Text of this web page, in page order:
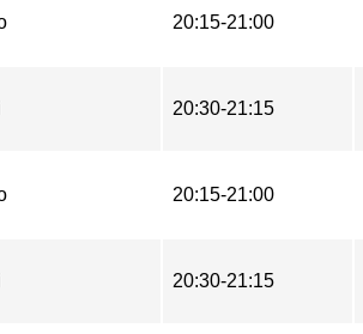
20:15-21:00
20:30-21:15
20:15-21:00
20:30-21:15